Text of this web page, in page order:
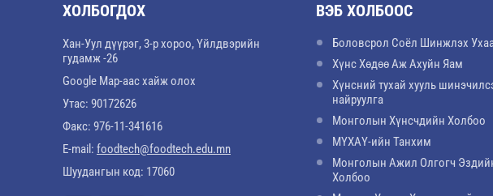
ХОЛБОГДОХ
Хан-Уул дүүрэг, 3-р хороо, Үйлдвэрийн
гудамж -26
Google Map-аас хайж олох
Утас: 90172626
Факс: 976-11-341616
E-mail: foodtech@foodtech.edu.mn
Шуудангын код: 17060
ВЭБ ХОЛБООС
Боловсрол Соёл Шинжлэх
Хүнс Хөдөө Аж Ахуйн Яам
Хүнсний тухай хууль
найруулга
Монголын Хүнсчдийн Холбоо
МҮХАҮ-ийн Танхим
Монголын Ажил Олгогч
Холбоо